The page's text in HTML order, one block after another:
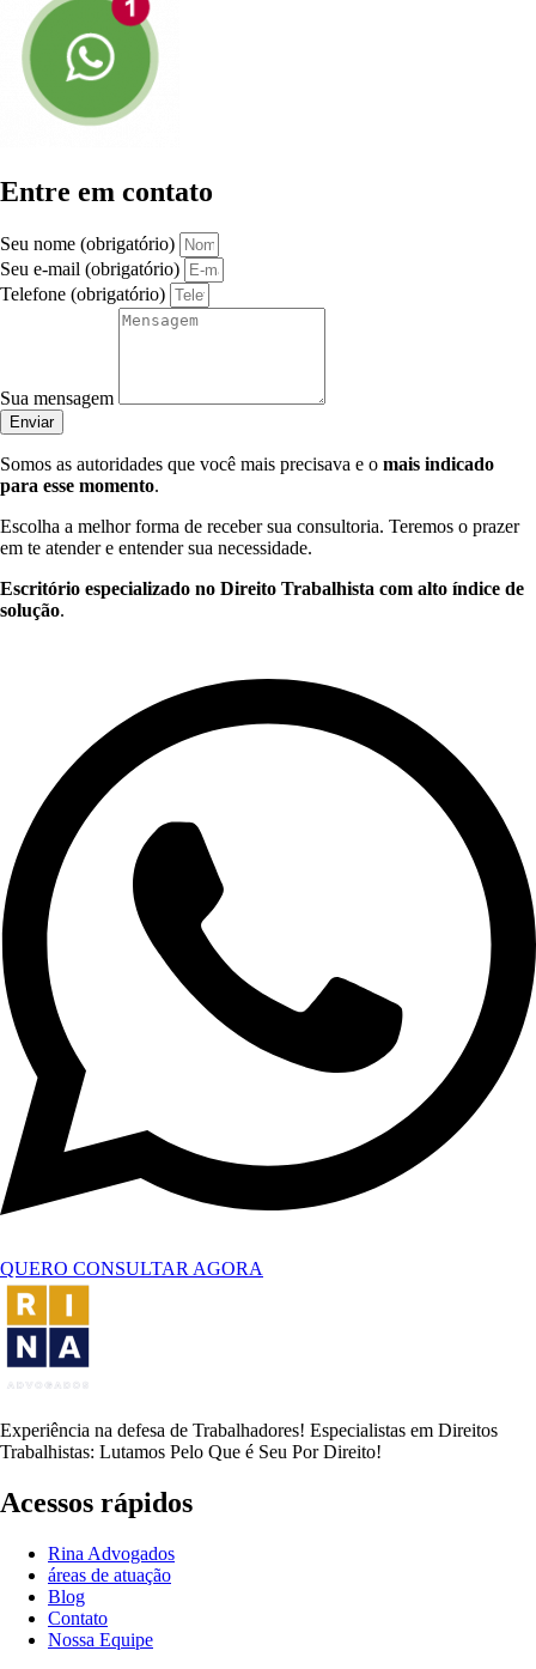
Entre em contato
Seu nome (obrigatório)
Seu e-mail (obrigatório)
Telefone (obrigatório)
Sua mensagem
Enviar
Somos as autoridades que você mais precisava e o mais indicado
para esse momento.
Escolha a melhor forma de receber sua consultoria. Teremos o prazer
em te atender e entender sua necessidade.
Escritório especializado no Direito Trabalhista com alto índice de
solução.
QUERO CONSULTAR AGORA
Experiência na defesa de Trabalhadores! Especialistas em Direitos
Trabalhistas: Lutamos Pelo Que é Seu Por Direito!
Acessos rápidos
Rina Advogados
áreas de atuação
Blog
Contato
Nossa Equipe